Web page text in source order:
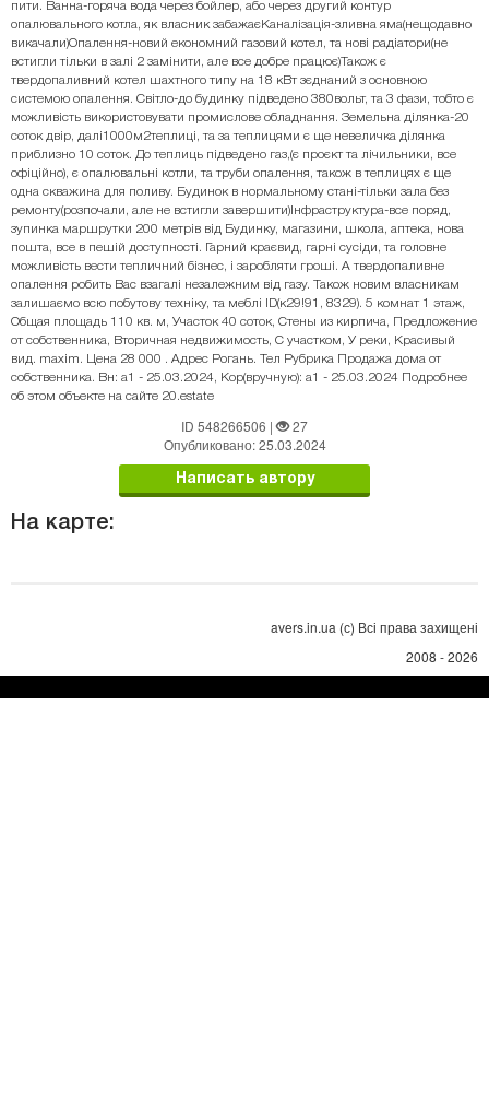
пити. Ванна-горяча вода через бойлер, або через другий контур
опалювального котла, як власник забажаєКаналізація-зливна яма(нещодавно
викачали)Опалення-новий економний газовий котел, та нові радіатори(не
встигли тільки в залі 2 замінити, але все добре працює)Також є
твердопаливний котел шахтного типу на 18 кВт зєднаний з основною
системою опалення. Світло-до будинку підведено 380вольт, та 3 фази, тобто є
можливість використовувати промислове обладнання. Земельна ділянка-20
соток двір, далі1000м2теплиці, та за теплицями є ще невеличка ділянка
приблизно 10 соток. До теплиць підведено газ,(є проєкт та лічильники, все
офіційно), є опалювальні котли, та труби опалення, також в теплицях є ще
одна скважина для поливу. Будинок в нормальному стані-тільки зала без
ремонту(розпочали, але не встигли завершити)Інфраструктура-все поряд,
зупинка маршрутки 200 метрів від Будинку, магазини, школа, аптека, нова
пошта, все в пешій доступності. Гарний краєвид, гарні сусіди, та головне
можливість вести тепличний бізнес, і заробляти гроші. А твердопаливне
опалення робить Вас взагалі незалежним від газу. Також новим власникам
залишаємо всю побутову техніку, та меблі ID(к29!91, 8329). 5 комнат 1 этаж,
Общая площадь 110 кв. м, Участок 40 соток, Стены из кирпича, Предложение
от собственника, Вторичная недвижимость, С участком, У реки, Красивый
вид. maxim. Цена 28 000 . Адрес Рогань. Тел Рубрика Продажа дома от
собственника. Вн: a1 - 25.03.2024, Кор(вручную): a1 - 25.03.2024 Подробнее
об этом объекте на сайте 20.estate
ID 548266506 |
27
Опубликовано: 25.03.2024
Написать автору
На карте:
avers.in.ua (с) Всі права захищені
2008 - 2026